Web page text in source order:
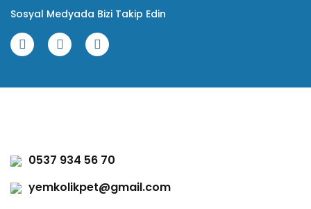
Sosyal Medyada Bizi Takip Edin
0537 934 56 70
yemkolikpet@gmail.com